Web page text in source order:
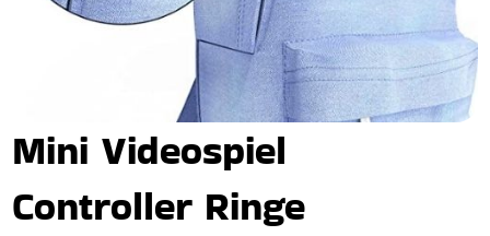
Mini Videospiel
Controller Ringe